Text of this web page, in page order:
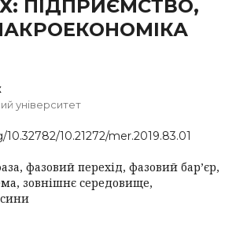
ПІДПРИЄМСТВО,
університет
10.21272/mer.2019.83.01
фазовий перехід, фазовий бар’єр,
зовнішнє середовище,